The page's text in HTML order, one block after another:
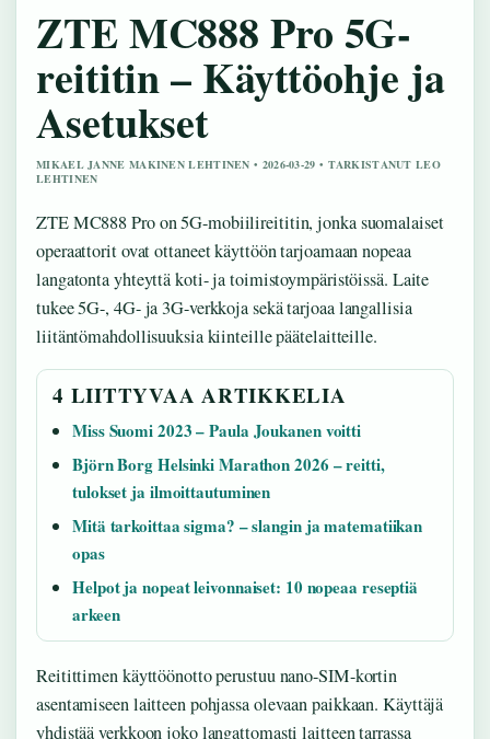
ZTE MC888 Pro 5G-
reititin – Käyttöohje ja
Asetukset
MIKAEL JANNE MAKINEN LEHTINEN • 2026-03-29 • TARKISTANUT LEO
LEHTINEN
ZTE MC888 Pro on 5G-mobiilireititin, jonka suomalaiset
operaattorit ovat ottaneet käyttöön tarjoamaan nopeaa
langatonta yhteyttä koti- ja toimistoympäristöissä. Laite
tukee 5G-, 4G- ja 3G-verkkoja sekä tarjoaa langallisia
liitäntömahdollisuuksia kiinteille päätelaitteille.
4 LIITTYVAA ARTIKKELIA
Miss Suomi 2023 – Paula Joukanen voitti
Björn Borg Helsinki Marathon 2026 – reitti,
tulokset ja ilmoittautuminen
Mitä tarkoittaa sigma? – slangin ja matematiikan
opas
Helpot ja nopeat leivonnaiset: 10 nopeaa reseptiä
arkeen
Reitittimen käyttöönotto perustuu nano-SIM-kortin
asentamiseen laitteen pohjassa olevaan paikkaan. Käyttäjä
yhdistää verkkoon joko langattomasti laitteen tarrassa